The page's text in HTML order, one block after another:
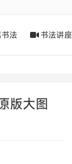
法 书法讲座
版大图